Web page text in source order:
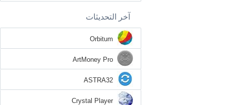
آخر التحديثات
Orbitum
ArtMoney Pro
ASTRA32
Crystal Player